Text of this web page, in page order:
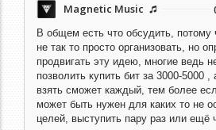
Magnetic Music
В общем есть что обсудить, потому
не так то просто организовать, но
продвигать эту идею, многие ведь
позволить купить бит за 3000-5000 ,
взять сможет каждый, тем более
может быть нужен для каких то не
целей, выступить пару раз или ещё